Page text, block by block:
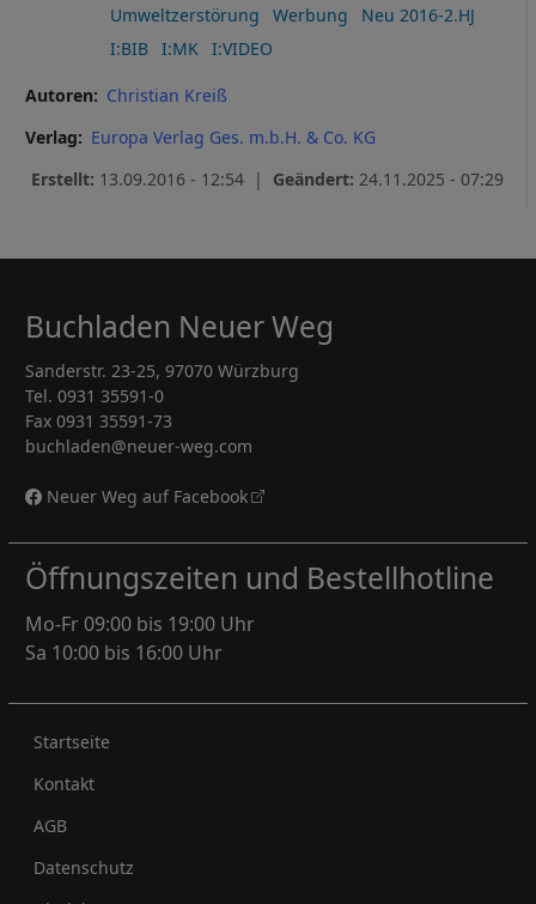
Umweltzerstörung
Werbung
Neu 2016-2.HJ
I:BIB
I:MK I:VIDEO
Autoren
Christian Kreiß
Verlag
Europa Verlag Ges. m.b.H. & Co. KG
Erstellt: 13.09.2016 - 12:54 | Geändert: 24.11.2025 - 07:29
Buchladen Neuer Weg
Sanderstr. 23-25, 97070 Würzburg
Tel. 0931 35591-0
Fax 0931 35591-73
buchladen@neuer-weg.com
Neuer Weg auf Facebook
Öffnungszeiten und Bestellhotline
Mo-Fr 09:00 bis 19:00 Uhr
Sa 10:00 bis 16:00 Uhr
Rechtliches
Startseite
Kontakt
AGB
Datenschutz